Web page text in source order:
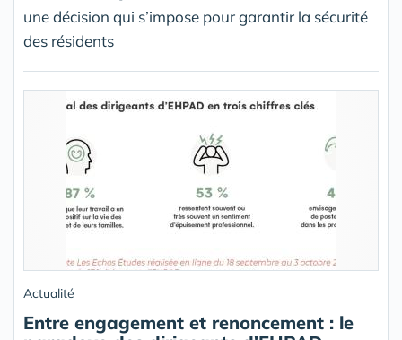
une décision qui s’impose pour garantir la sécurité
des résidents
Actualité
Entre engagement et renoncement : le